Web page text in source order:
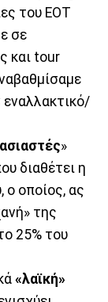
του ΕΟΤ
σε
και tour
»
διαθέτει η
ο οποίος, ας
της
25% του
«λαϊκή»